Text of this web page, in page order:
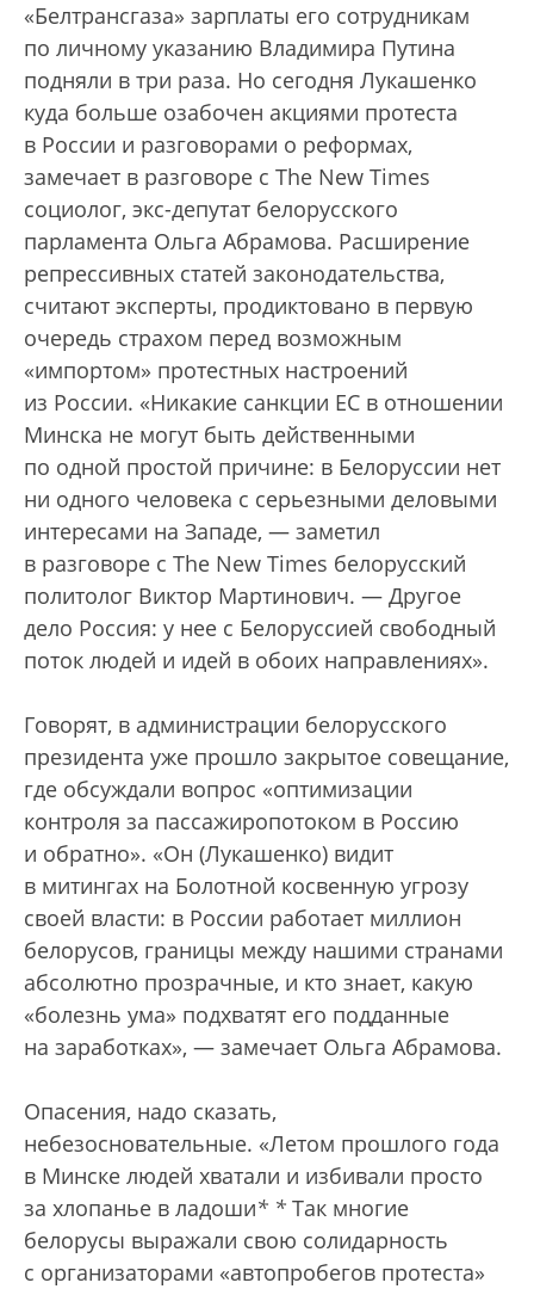
«Белтрансгаза» зарплаты его сотрудникам
по личному указанию Владимира Путина
подняли в три раза. Но сегодня Лукашенко
куда больше озабочен акциями протеста
в России и разговорами о реформах,
замечает в разговоре с The New Times
социолог, экс-депутат белорусского
парламента Ольга Абрамова. Расширение
репрессивных статей законодательства,
считают эксперты, продиктовано в первую
очередь страхом перед возможным
«импортом» протестных настроений
из России. «Никакие санкции ЕС в отношении
Минска не могут быть действенными
по одной простой причине: в Белоруссии нет
ни одного человека с серьезными деловыми
интересами на Западе, — заметил
в разговоре с The New Times белорусский
политолог Виктор Мартинович. — Другое
дело Россия: у нее с Белоруссией свободный
поток людей и идей в обоих направлениях».
Говорят, в администрации белорусского
президента уже прошло закрытое совещание,
где обсуждали вопрос «оптимизации
контроля за пассажиропотоком в Россию
и обратно». «Он (Лукашенко) видит
в митингах на Болотной косвенную угрозу
своей власти: в России работает миллион
белорусов, границы между нашими странами
абсолютно прозрачные, и кто знает, какую
«болезнь ума» подхватят его подданные
на заработках», — замечает Ольга Абрамова.
Опасения, надо сказать,
небезосновательные. «Летом прошлого года
в Минске людей хватали и избивали просто
за хлопанье в ладоши* * Так многие
белорусы выражали свою солидарность
с организаторами «автопробегов протеста»